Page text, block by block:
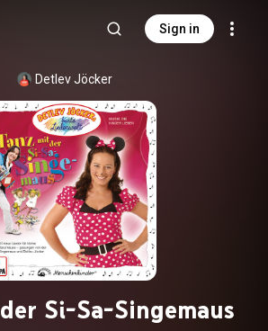
Sign in
Detlev Jöcker
Si-Sa-Singemaus